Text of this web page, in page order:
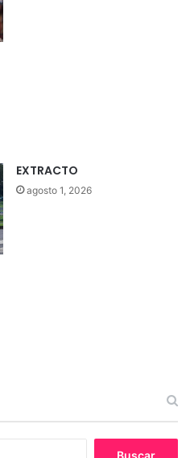
EXTRACTO
agosto 1, 2026